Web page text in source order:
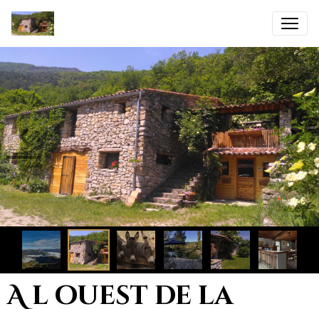
A l ouest de la